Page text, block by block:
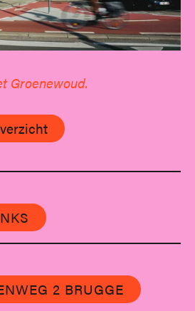
Groenewoud.
2 BRUGGE